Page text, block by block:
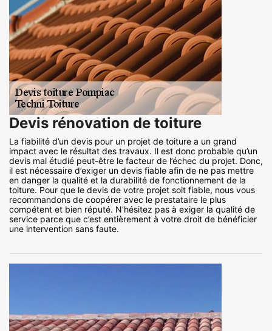
Devis rénovation de toiture
La fiabilité d’un devis pour un projet de toiture a un grand
impact avec le résultat des travaux. Il est donc probable qu’un
devis mal étudié peut-être le facteur de l’échec du projet. Donc,
il est nécessaire d’exiger un devis fiable afin de ne pas mettre
en danger la qualité et la durabilité de fonctionnement de la
toiture. Pour que le devis de votre projet soit fiable, nous vous
recommandons de coopérer avec le prestataire le plus
compétent et bien réputé. N’hésitez pas à exiger la qualité de
service parce que c’est entièrement à votre droit de bénéficier
une intervention sans faute.